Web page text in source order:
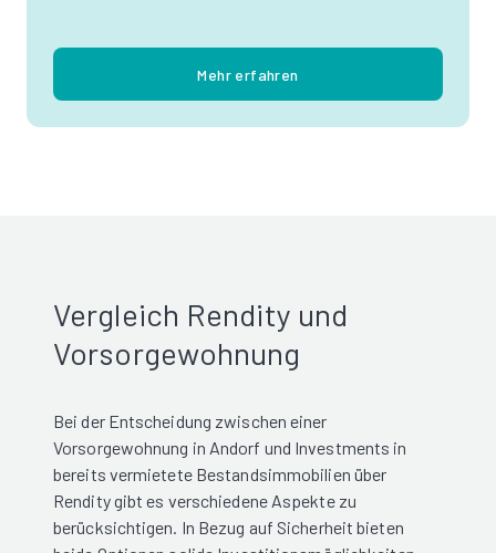
Mehr erfahren
Vergleich Rendity und
Vorsorgewohnung
Bei der Entscheidung zwischen einer
Vorsorgewohnung in Andorf und Investments in
bereits vermietete Bestandsimmobilien über
Rendity gibt es verschiedene Aspekte zu
berücksichtigen. In Bezug auf Sicherheit bieten